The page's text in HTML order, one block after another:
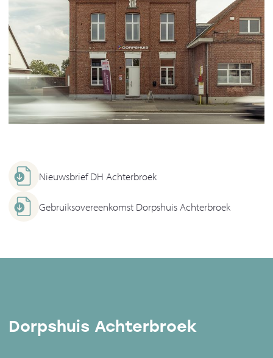
Nieuwsbrief DH Achterbroek
Gebruiksovereenkomst Dorpshuis Achterbroek
Dorpshuis Achterbroek